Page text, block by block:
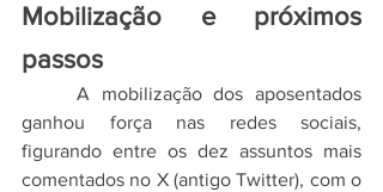
Mobilização e próximos
passos
ganhou força nas redes sociais,
figurando entre os dez assuntos mais
comentados no X (antigo Twitter), com o